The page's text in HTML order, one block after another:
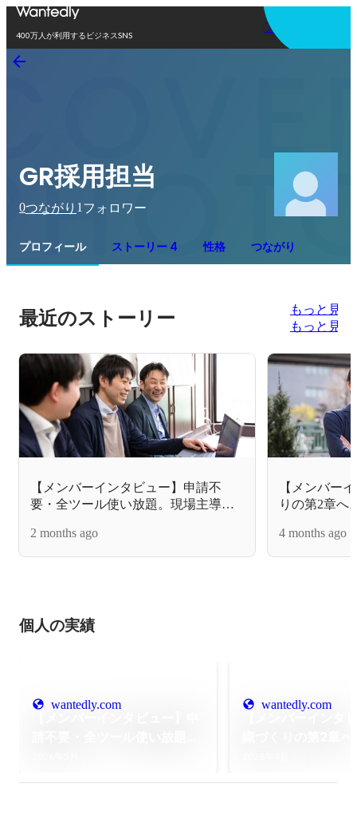
400万人が利用するビジネスSNS
アプリを使う
GR採用担当
0つながり 1 フォロワー
プロフィール ストーリー 4 性格 つながり
最近のストーリー
もっと見る
もっと見る
【メンバーインタビュー】申請不
要・全ツール使い放題。現場主導で
ダクト進化への挑戦。
2 months ago
【メンバー
りの第2章へ
業を変える
4 months ago
個人の実績
wantedly.com wantedly.com